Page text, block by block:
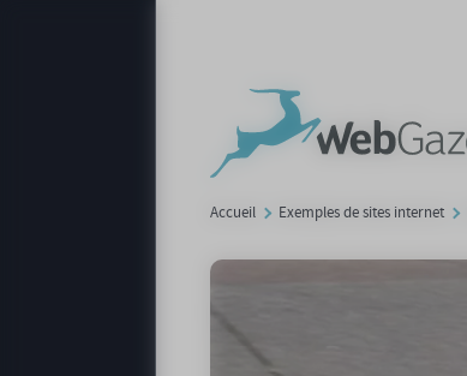
Accueil Exemples de sites internet